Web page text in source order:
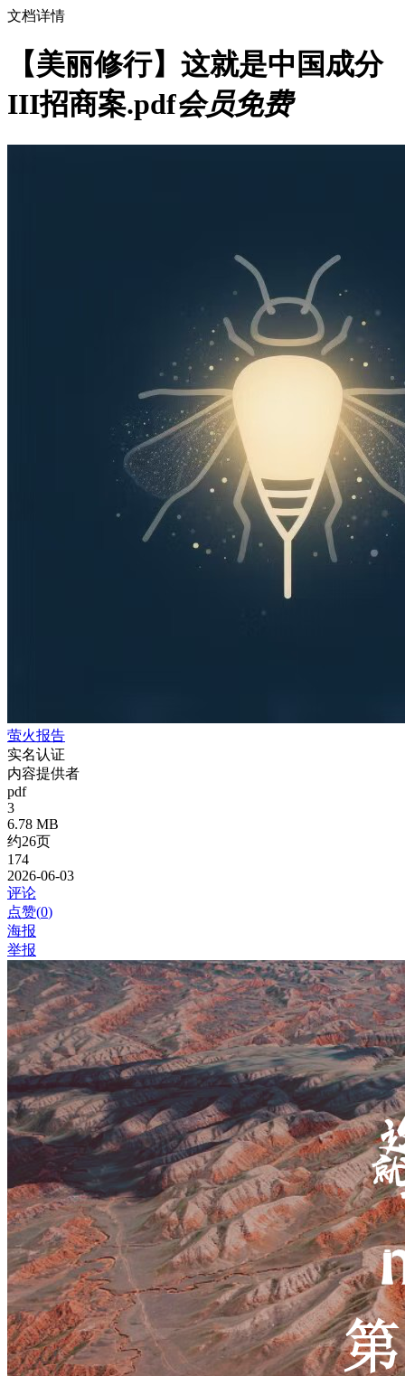
文档详情
【美丽修行】这就是中国成分
III招商案.pdf会员免费
萤火报告
实名认证
内容提供者
pdf
3
6.78 MB
约26页
174
2026-06-03
评论
点赞(0)
海报
举报